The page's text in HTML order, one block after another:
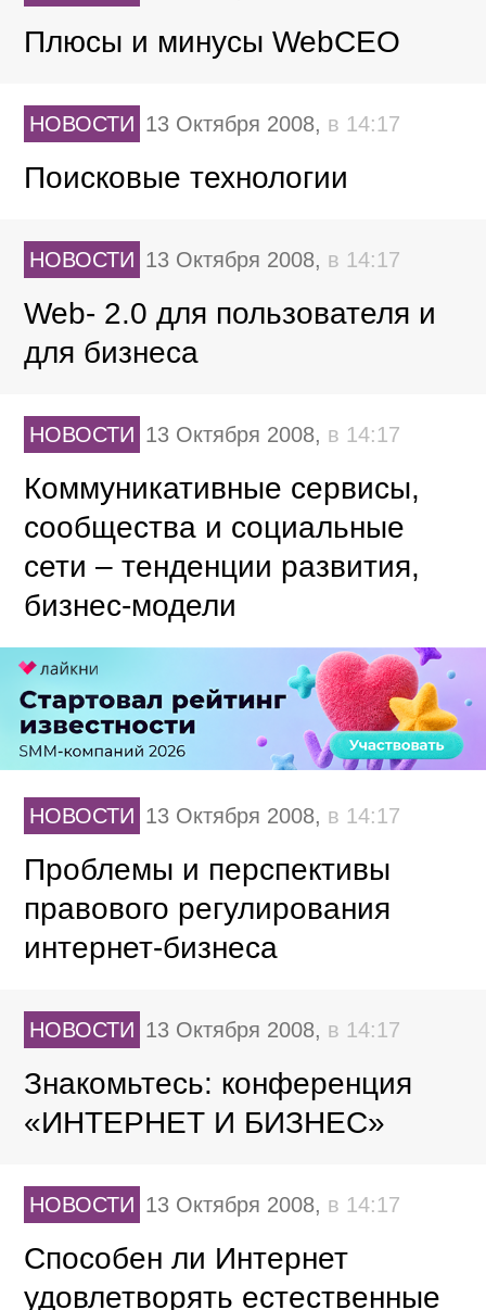
Плюсы и минусы WebCEO
НОВОСТИ 13 Октября 2008, в 14:17
Поисковые технологии
НОВОСТИ 13 Октября 2008, в 14:17
Web- 2.0 для пользователя и
для бизнеса
НОВОСТИ 13 Октября 2008, в 14:17
Коммуникативные сервисы,
сообщества и социальные
сети – тенденции развития,
бизнес-модели
НОВОСТИ 13 Октября 2008, в 14:17
Проблемы и перспективы
правового регулирования
интернет-бизнеса
НОВОСТИ 13 Октября 2008, в 14:17
Знакомьтесь: конференция
«ИНТЕРНЕТ И БИЗНЕС»
НОВОСТИ 13 Октября 2008, в 14:17
Способен ли Интернет
удовлетворять естественные